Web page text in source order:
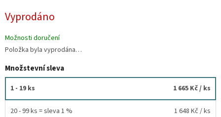
cena:
Vyprodáno
Možnosti doručení
Položka byla vyprodána…
Množstevní sleva
1 - 19 ks 1 665 Kč/ ks
20 - 99 ks = sleva 1 % 1 648 Kč / ks